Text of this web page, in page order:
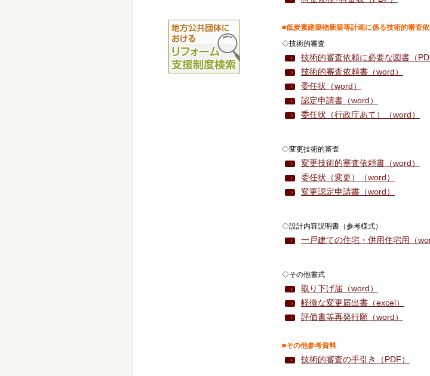
■低炭素建築物新築等計画に係る技術的審査依
◇技術的審査
技術的審査依頼に必要な図書（
技術的審査依頼書（word）
委任状（word）
認定申請書（word）
委任状（行政庁あて）（word）
◇変更技術的審査
変更技術的審査依頼書（word）
委任状（変更）（word）
変更認定申請書（word）
◇設計内容説明書（参考様式）
一戸建ての住宅・併用住宅用（
◇その他書式
取り下げ届（word）
軽微な変更届出書（excel）
評価書等再発行願（word）
■その他参考資料
技術的審査の手引き（PDF）